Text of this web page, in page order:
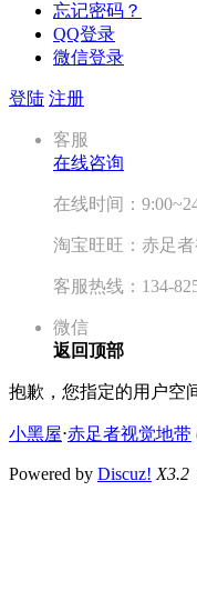
忘记密码？
QQ登录
微信登录
登陆 注册
客服
在线咨询
在线时间：
淘宝旺旺：赤足
客服热线：134-
微信
返回顶部
抱歉，您指定的用户空
小黑屋⋅赤足者视觉地带
Powered by Discuz! X3.2